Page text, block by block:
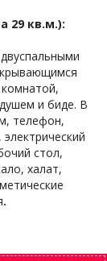
29 кв.м.):
и биде. В
телефон,
стол,
халат,
.